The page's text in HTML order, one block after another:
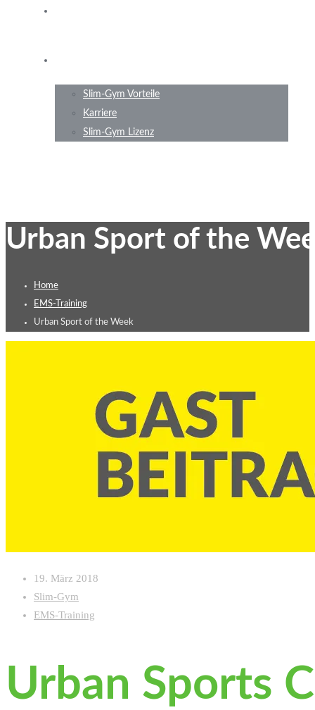
Slim-Gym Vorteile
Karriere
Slim-Gym Lizenz
Urban Sport of the
Home
EMS-Training
Urban Sport of the Week
19. März 2018
Slim-Gym
EMS-Training
Urban Sports